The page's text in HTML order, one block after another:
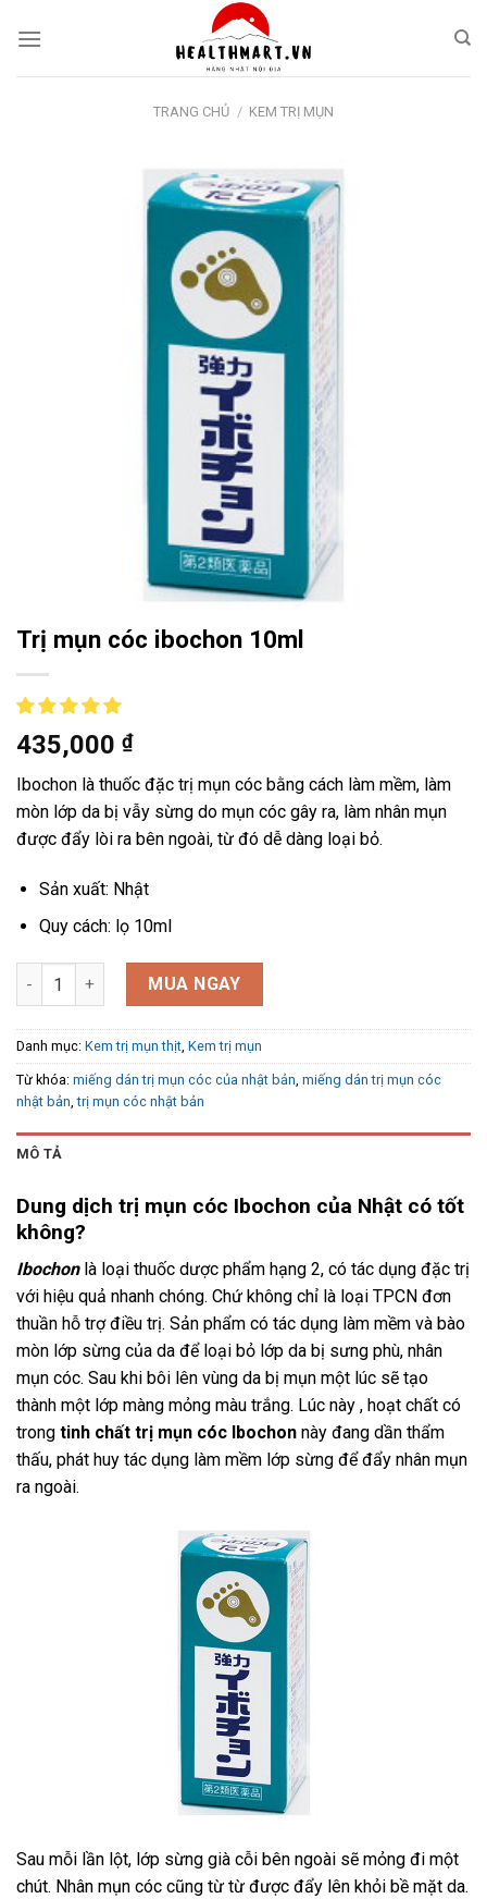
TRANG CHỦ / KEM TRỊ MỤN
Trị mụn cóc ibochon 10ml
435,000 ₫
Ibochon là thuốc đặc trị mụn cóc bằng cách làm mềm, làm
mòn lớp da bị vẫy sừng do mụn cóc gây ra, làm nhân mụn
được đẩy lòi ra bên ngoài, từ đó dễ dàng loại bỏ.
Sản xuất: Nhật
Quy cách: lọ 10ml
Trị mụn cóc ibochon 10ml số lượng
MUA NGAY
Danh mục: Kem trị mụn thịt, Kem trị mụn
Từ khóa: miếng dán trị mụn cóc của nhật bản, miếng dán trị mụn cóc
nhật bản,trị mụn cóc nhật bản
MÔ TẢ
Dung dịch trị mụn cóc Ibochon của Nhật có tốt
không?
Ibochonlà loại thuốc dược phẩm hạng 2, có tác dụng đặc trị
với hiệu quả nhanh chóng. Chứ không chỉ là loại TPCN đơn
thuần hỗ trợ điều trị. Sản phẩm có tác dụng làm mềm và bào
mòn lớp sừng của da để loại bỏ lớp da bị sưng phù, nhân
mụn cóc. Sau khi bôi lên vùng da bị mụn một lúc sẽ tạo
thành một lớp màng mỏng màu trắng. Lúc này , hoạt chất có
trong tinh chất trị mụn cóc Ibochon này đang dần thẩm
thấu, phát huy tác dụng làm mềm lớp sừng để đẩy nhân mụn
ra ngoài.
Sau mỗi lần lột, lớp sừng già cỗi bên ngoài sẽ mỏng đi một
chút. Nhân mụn cóc cũng từ từ được đẩy lên khỏi bề mặt da.